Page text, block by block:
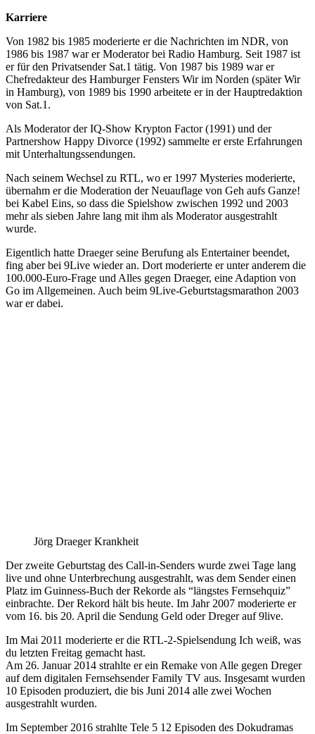
Karriere
Von 1982 bis 1985 moderierte er die Nachrichten im NDR, von
1986 bis 1987 war er Moderator bei Radio Hamburg. Seit 1987 ist
er für den Privatsender Sat.1 tätig. Von 1987 bis 1989 war er
Chefredakteur des Hamburger Fensters Wir im Norden (später Wir
in Hamburg), von 1989 bis 1990 arbeitete er in der Hauptredaktion
von Sat.1.
Als Moderator der IQ-Show Krypton Factor (1991) und der
Partnershow Happy Divorce (1992) sammelte er erste Erfahrungen
mit Unterhaltungssendungen.
Nach seinem Wechsel zu RTL, wo er 1997 Mysteries moderierte,
übernahm er die Moderation der Neuauflage von Geh aufs Ganze!
bei Kabel Eins, so dass die Spielshow zwischen 1992 und 2003
mehr als sieben Jahre lang mit ihm als Moderator ausgestrahlt
wurde.
Eigentlich hatte Draeger seine Berufung als Entertainer beendet,
fing aber bei 9Live wieder an. Dort moderierte er unter anderem die
100.000-Euro-Frage und Alles gegen Draeger, eine Adaption von
Go im Allgemeinen. Auch beim 9Live-Geburtstagsmarathon 2003
war er dabei.
Jörg Draeger Krankheit
Der zweite Geburtstag des Call-in-Senders wurde zwei Tage lang
live und ohne Unterbrechung ausgestrahlt, was dem Sender einen
Platz im Guinness-Buch der Rekorde als “längstes Fernsehquiz”
einbrachte. Der Rekord hält bis heute. Im Jahr 2007 moderierte er
vom 16. bis 20. April die Sendung Geld oder Dreger auf 9live.
Im Mai 2011 moderierte er die RTL-2-Spielsendung Ich weiß, was
du letzten Freitag gemacht hast.
Am 26. Januar 2014 strahlte er ein Remake von Alle gegen Dreger
auf dem digitalen Fernsehsender Family TV aus. Insgesamt wurden
10 Episoden produziert, die bis Juni 2014 alle zwei Wochen
ausgestrahlt wurden.
Im September 2016 strahlte Tele 5 12 Episoden des Dokudramas